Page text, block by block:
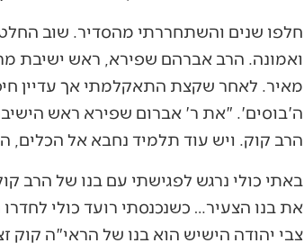
חלפו שנים והשתחררתי מהסדיר. שוב
ואמונה. הרב אברהם שפירא, ראש ישיבת
מאיר. לאחר שקצת התאקלמתי אך עדיין
ה'בוסים'. "את ר' אברום שפירא ראש
הרב קוק. ויש עוד תלמיד נחבא אל הכלים,
באתי כולי נרגש לפגישתי עם בנו של הרב
את בנו הצעיר… כשנכנסתי רועד כולי
צבי יהודה הישיש הוא בנו של הראי"ה קוק